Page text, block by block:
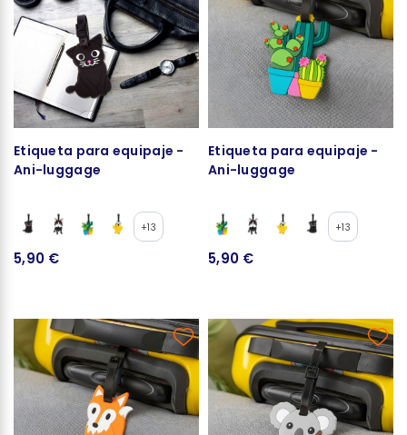
Etiqueta para equipaje -
Ani-luggage
+13
5,90 €
Etiqueta para equipaje -
Ani-luggage
+13
5,90 €